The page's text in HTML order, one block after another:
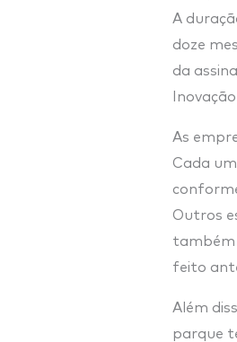
A
doze
da
As
Cada
Outros
também
feito
Além
parque